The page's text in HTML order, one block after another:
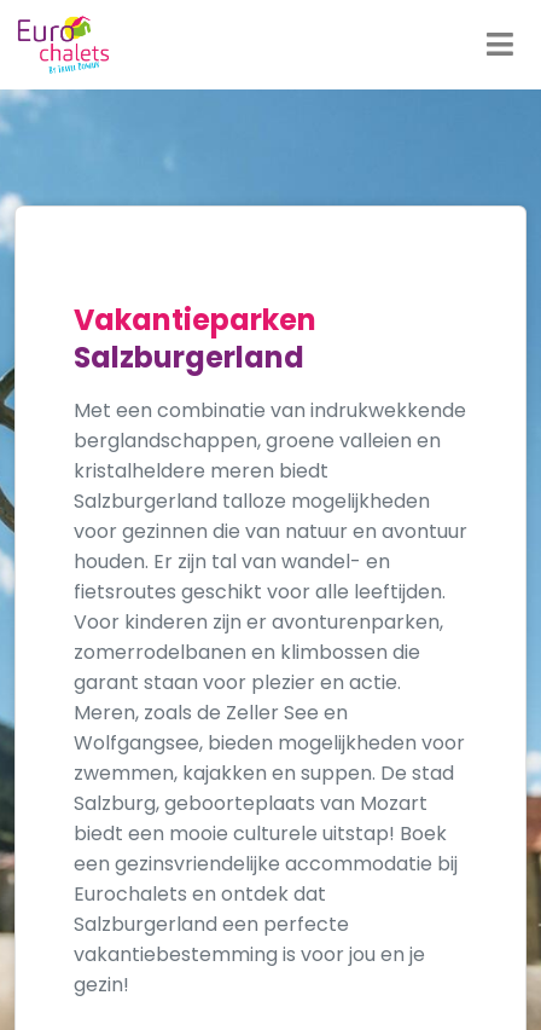
Vakantieparken
Salzburgerland
Met een combinatie van indrukwekkende
berglandschappen, groene valleien en
kristalheldere meren biedt
Salzburgerland talloze mogelijkheden
voor gezinnen die van natuur en avontuur
houden. Er zijn tal van wandel- en
fietsroutes geschikt voor alle leeftijden.
Voor kinderen zijn er avonturenparken,
zomerrodelbanen en klimbossen die
garant staan voor plezier en actie.
Meren, zoals de Zeller See en
Wolfgangsee, bieden mogelijkheden voor
zwemmen, kajakken en suppen. De stad
Salzburg, geboorteplaats van Mozart
biedt een mooie culturele uitstap! Boek
een gezinsvriendelijke accommodatie bij
Eurochalets en ontdek dat
Salzburgerland een perfecte
vakantiebestemming is voor jou en je
gezin!